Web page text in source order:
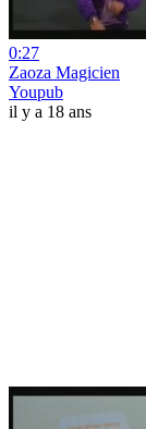
0:27
Zaoza Magicien
Youpub
il y a 18 ans